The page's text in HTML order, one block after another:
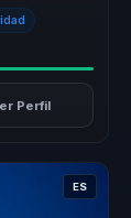
Perfil
ES